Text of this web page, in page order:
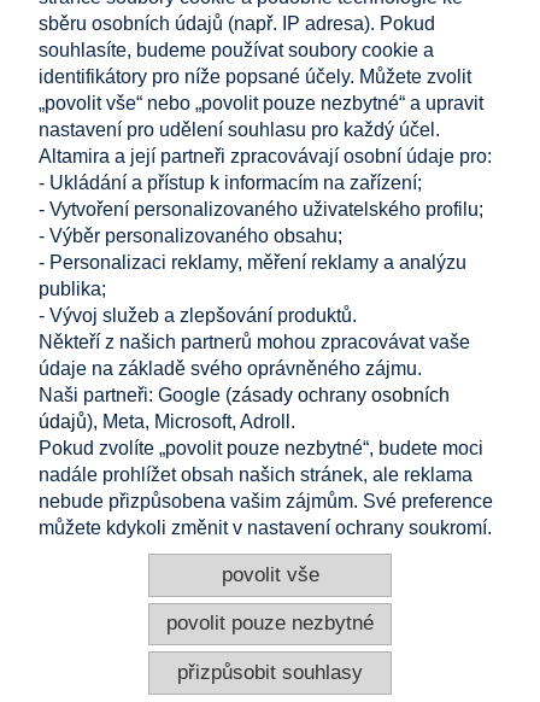
přidat do košíku přidat do košíku
« 1 2 3 4 5 ... 16
NAKUPOVÁNÍ
MŮJ ÚČET
INFORMACE
KONTAKT
Altamira Sp. z o. o.
Budowlanych 6/51, 95-040 Koluszki, Polsko
+48 724 999 949
info@e-altamira.cz
Zákaznický servis: Po–Pá 8:00–16:00
sběru osobních údajů (např. IP adresa). Pokud
souhlasíte, budeme používat soubory cookie a
identifikátory pro níže popsané účely. Můžete zvolit
„povolit vše“ nebo „povolit pouze nezbytné“ a upravit
nastavení pro udělení souhlasu pro každý účel.
Altamira a její partneři zpracovávají osobní údaje pro:
- Ukládání a přístup k informacím na zařízení;
- Vytvoření personalizovaného uživatelského profilu;
- Výběr personalizovaného obsahu;
- Personalizaci reklamy, měření reklamy a analýzu
publika;
- Vývoj služeb a zlepšování produktů.
Někteří z našich partnerů mohou zpracovávat vaše
údaje na základě svého oprávněného zájmu.
Naši partneři: Google (zásady ochrany osobních
údajů), Meta, Microsoft, Adroll.
Pokud zvolíte „povolit pouze nezbytné“, budete moci
nadále prohlížet obsah našich stránek, ale reklama
nebude přizpůsobena vašim zájmům. Své preference
můžete kdykoli změnit v nastavení ochrany soukromí.
povolit pouze nezbytné
přizpůsobit souhlasy
povolit vše